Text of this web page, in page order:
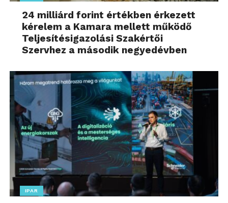
24 milliárd forint értékben érkezett
kérelem a Kamara mellett működő
Teljesítésigazolási Szakértői
Szervhez a második negyedévben
IPAR